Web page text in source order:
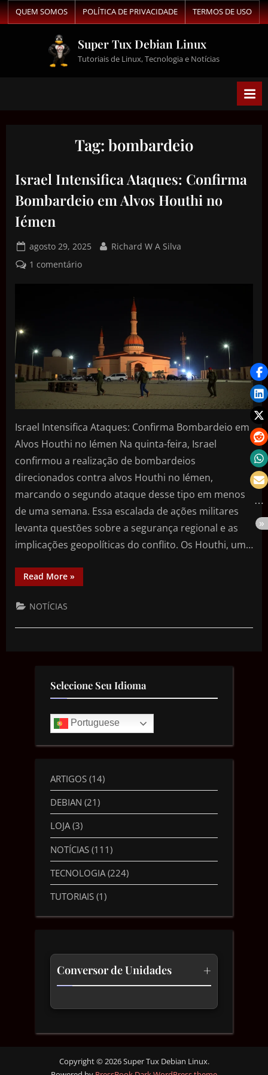
QUEM SOMOS POLÍTICA DE PRIVACIDADE TERMOS DE USO
Super Tux Debian Linux
Tutoriais de Linux, Tecnologia e Notícias
Tag: bombardeio
Israel Intensifica Ataques: Confirma
Bombardeio em Alvos Houthi no
Iémen
agosto 29, 2025
Richard W A Silva
1 comentário
Israel Intensifica Ataques: Confirma Bombardeio em
Alvos Houthi no Iémen Na quinta-feira, Israel
confirmou a realização de bombardeios
direcionados contra alvos Houthi no Iémen,
marcando o segundo ataque desse tipo em menos
de uma semana. Essa escalada de ações militares
levanta questões sobre a segurança regional e as
implicações geopolíticas do conflito. Os Houthi, um…
Read More »
NOTÍCIAS
Selecione Seu Idioma
Portuguese
ARTIGOS (14)
DEBIAN (21)
LOJA(3)
NOTÍCIAS (111)
TECNOLOGIA (224)
TUTORIAIS (1)
Conversor de Unidades +
Comprimento
Velocidade
Copyright © 2026 Super Tux Debian Linux.